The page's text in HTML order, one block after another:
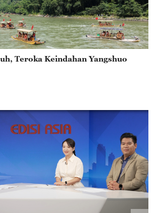
Teroka Keindahan Yangshuo